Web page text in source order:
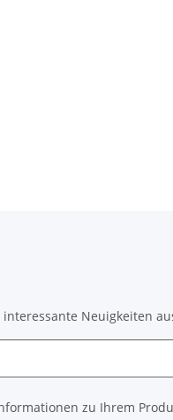
Neuigkeiten
zu Ihrem